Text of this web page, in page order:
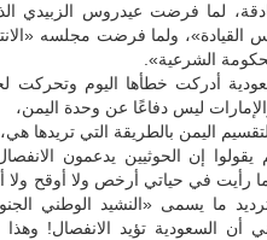
لما فرضت عيدروس الزبيدي الذي
ولما فرضت مجلسه
الشرعية».
أدركت خطأها اليوم
ليس دفاعًا عن وحدة اليمن،
اليمن بالطريقة التي تريدها هي،
يقولوا إن الحوثيين يدعمون
ما رأيت في حياتي أرخص ولا أوقح
ما يسمى «النشيد الوطني
أن السعودية تؤيد الانفصال!